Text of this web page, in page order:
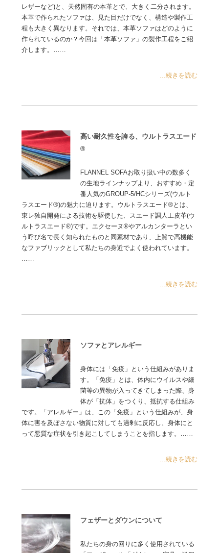
レザーなど)と、天然固有の本革とで、大きく二分されます。
本革で作られたソファは、見た目だけでなく、構造や製作工
程も大きく異なります。それでは、本革ソファはどのように
作られているのか？今回は「本革ソファ」の製作工程をご紹
介します。……
...続きを読む
高い耐久性を誇る、ウルトラスエード
®
FLANNEL SOFAお取り扱い中の数多く
の生地ラインナップより、おすすめ・定
番人気のGROUP-5/HCシリーズ(ウルト
ラスエード®)の魅力に迫ります。ウルトラスエード®とは、
東レ独自開発による技術を駆使した、スエード調人工皮革(ウ
ルトラスエード®)です。エクセーヌ®やアルカンターラとい
う呼び名で長く知られたものと同素材であり、上質で高機能
なファブリックとして私たちの身近でよく使われています。
……
...続きを読む
ソファとアレルギー
身体には「免疫」という仕組みがありま
す。「免疫」とは、体内にウイルスや細
菌等の異物が入ってきてしまった際、身
体が「抗体」をつくり、抵抗する仕組み
です。「アレルギー」は、この「免疫」という仕組みが、身
体に害を及ぼさない物質に対しても過剰に反応し、身体にと
って悪質な症状を引き起こしてしまうことを指します。……
...続きを読む
フェザーとダウンについて
私たちの身の回りに多く使用されている